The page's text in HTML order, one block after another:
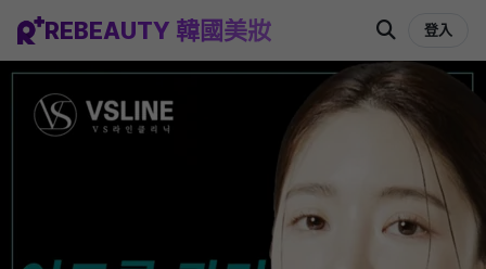
REBEAUTY 韓國美妝 登入